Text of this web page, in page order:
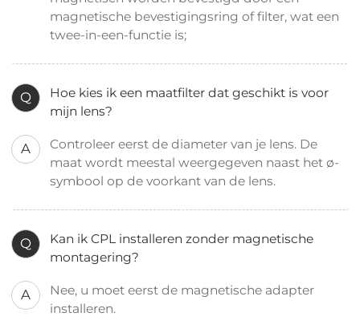
magnetische bevestigingsring of filter, wat een
twee-in-een-functie is;
Q
Hoe kies ik een maatfilter dat geschikt is voor
mijn lens?
A
Controleer eerst de diameter van je lens. De
maat wordt meestal weergegeven naast het ø-
symbool op de voorkant van de lens.
Q
Kan ik CPL installeren zonder magnetische
montagering?
A
Nee, u moet eerst de magnetische adapter
installeren.